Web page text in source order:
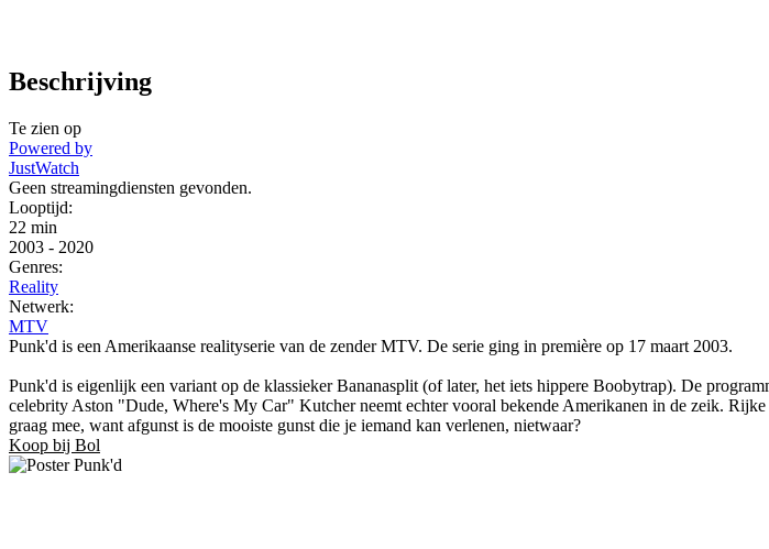
Beschrijving
Te zien op
Powered by
JustWatch
Geen streamingdiensten gevonden.
Looptijd:
22 min
2003 - 2020
Genres:
Reality
Netwerk:
MTV
Punk'd is een Amerikaanse realityserie van de zender MTV. De serie ging in première op 17 maart 2003.
Punk'd is eigenlijk een variant op de klassieker Bananasplit (of later, het iets hippere Boobytrap). De
celebrity Aston "Dude, Where's My Car" Kutcher neemt echter vooral bekende Amerikanen in de zeik.
graag mee, want afgunst is de mooiste gunst die je iemand kan verlenen, nietwaar?
Koop bij Bol